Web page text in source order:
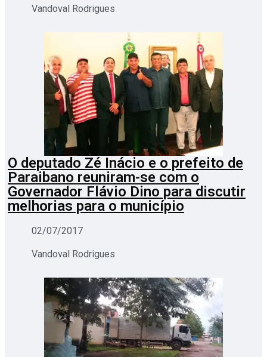
Vandoval Rodrigues
O deputado Zé Inácio e o prefeito de
Paraibano reuniram-se com o
Governador Flávio Dino para discutir
melhorias para o município
02/07/2017
Vandoval Rodrigues